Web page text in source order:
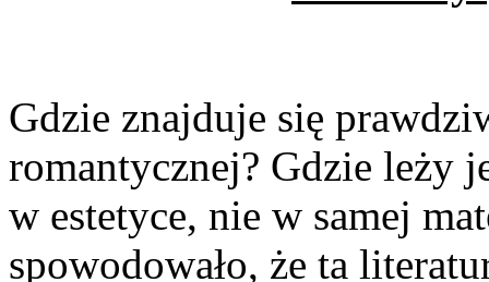
Gdzie znajduje się
romantycznej? Gdzie leży
w estetyce, nie w samej
spowodowało, że ta